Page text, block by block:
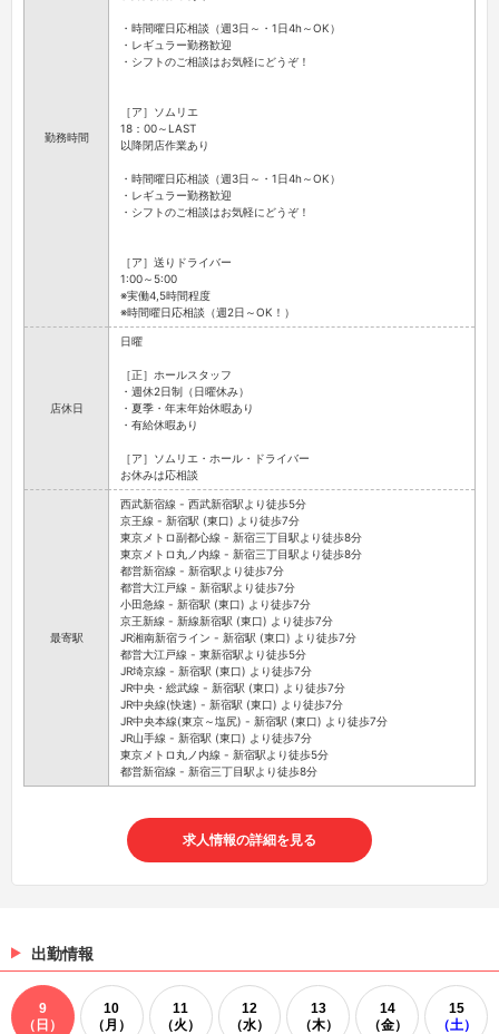
出勤情報
9
（日）
10
（月）
11
（火）
12
（水）
13
（木）
14
（金）
15
（土）
勤務時間
・時間曜日応相談（週3日～・1日4h～OK）
・レギュラー勤務歓迎
・シフトのご相談はお気軽にどうぞ！
［ア］ソムリエ
18：00～LAST
以降閉店作業あり
・時間曜日応相談（週3日～・1日4h～OK）
・レギュラー勤務歓迎
・シフトのご相談はお気軽にどうぞ！
［ア］送りドライバー
1:00～5:00
※実働4,5時間程度
※時間曜日応相談（週2日～OK！）
店休日
日曜
［正］ホールスタッフ
・週休2日制（日曜休み）
・夏季・年末年始休暇あり
・有給休暇あり
［ア］ソムリエ・ホール・ドライバー
お休みは応相談
最寄駅
西武新宿線 - 西武新宿駅より徒歩5分
京王線 - 新宿駅 (東口) より徒歩7分
東京メトロ副都心線 - 新宿三丁目駅より徒歩8分
東京メトロ丸ノ内線 - 新宿三丁目駅より徒歩8分
都営新宿線 - 新宿駅より徒歩7分
都営大江戸線 - 新宿駅より徒歩7分
小田急線 - 新宿駅 (東口) より徒歩7分
京王新線 - 新線新宿駅 (東口) より徒歩7分
JR湘南新宿ライン - 新宿駅 (東口) より徒歩7分
都営大江戸線 - 東新宿駅より徒歩5分
JR埼京線 - 新宿駅 (東口) より徒歩7分
JR中央・総武線 - 新宿駅 (東口) より徒歩7分
JR中央線(快速) - 新宿駅 (東口) より徒歩7分
JR中央本線(東京～塩尻) - 新宿駅 (東口) より徒歩7分
JR山手線 - 新宿駅 (東口) より徒歩7分
東京メトロ丸ノ内線 - 新宿駅より徒歩5分
都営新宿線 - 新宿三丁目駅より徒歩8分
求人情報の詳細を見る